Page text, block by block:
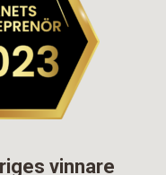
vinnare